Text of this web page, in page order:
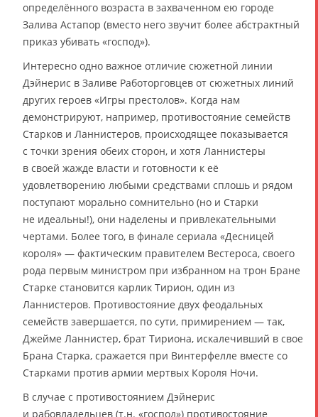
определённого возраста в захваченном ею городе
Залива Астапор (вместо него звучит более абстрактный
приказ убивать «господ»).
Интересно одно важное отличие сюжетной линии
Дэйнерис в Заливе Работорговцев от сюжетных линий
других героев «Игры престолов». Когда нам
демонстрируют, например, противостояние семейств
Старков и Ланнистеров, происходящее показывается
с точки зрения обеих сторон, и хотя Ланнистеры
в своей жажде власти и готовности к её
удовлетворению любыми средствами сплошь и рядом
поступают морально сомнительно (но и Старки
не идеальны!), они наделены и привлекательными
чертами. Более того, в финале сериала «Десницей
короля» — фактическим правителем Вестероса, своего
рода первым министром при избранном на трон Бране
Старке становится карлик Тирион, один из
Ланнистеров. Противостояние двух феодальных
семейств завершается, по сути, примирением — так,
Джейме Ланнистер, брат Тириона, искалечивший в свое
Брана Старка, сражается при Винтерфелле вместе со
Старками против армии мертвых Короля Ночи.
В случае с противостоянием Дэйнерис
и рабовладельцев (т.н. «господ») противостояние